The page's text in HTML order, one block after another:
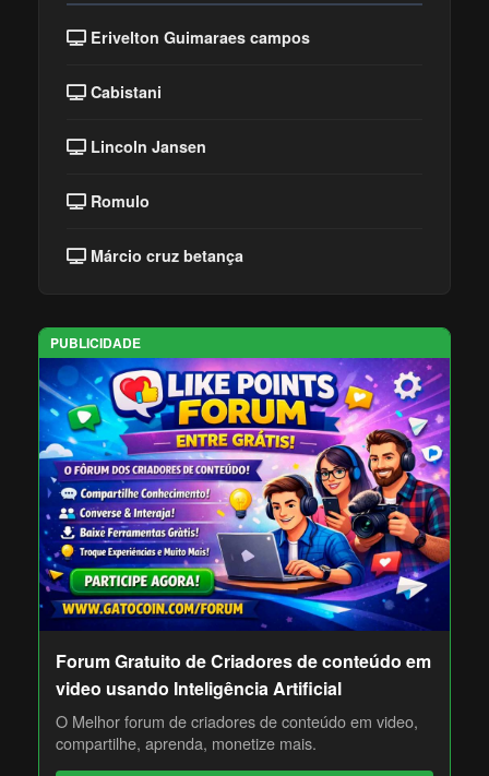
Erivelton Guimaraes campos
Cabistani
Lincoln Jansen
Romulo
Márcio cruz betança
PUBLICIDADE
Forum Gratuito de Criadores de conteúdo em
video usando Inteligência Artificial
O Melhor forum de criadores de conteúdo em video,
compartilhe, aprenda, monetize mais.